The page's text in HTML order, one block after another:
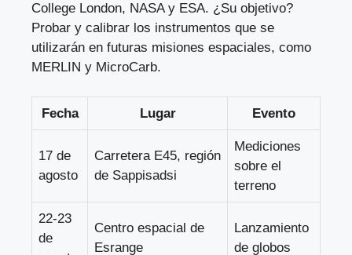
College London, NASA y ESA. ¿Su objetivo?
Probar y calibrar los instrumentos que se
utilizarán en futuras misiones espaciales, como
MERLIN y MicroCarb.
Fecha Lugar Evento
17 de
agosto
Carretera E45, región
de Sappisadsi
Mediciones
sobre el
terreno
22-23
de
Centro espacial de
Esrange
Lanzamiento
de globos